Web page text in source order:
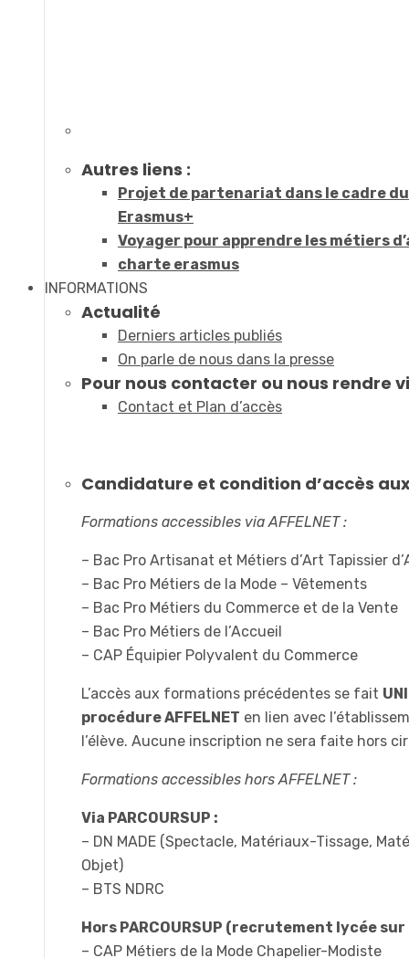
Autres liens :
Projet de partenariat dans le cadre
Erasmus+
Voyager pour apprendre les métiers
charte erasmus
INFORMATIONS
Actualité
Derniers articles publiés
On parle de nous dans la presse
Pour nous contacter ou nous rendre
Contact et Plan d’accès
Candidature et condition d’accès
Formations accessibles via AFFELNET :
– Bac Pro Artisanat et Métiers d’Art Tapissier
– Bac Pro Métiers de la Mode – Vêtements
– Bac Pro Métiers du Commerce et de la Vente
– Bac Pro Métiers de l’Accueil
– CAP Équipier Polyvalent du Commerce
L’accès aux formations précédentes se fait
procédure AFFELNET en lien avec
l’élève. Aucune inscription ne sera faite hors
Formations accessibles hors AFFELNET :
Via PARCOURSUP :
– DN MADE (Spectacle, Matériaux-Tissage,
Objet)
– BTS NDRC
Hors PARCOURSUP (recrutement lycée sur
– CAP Métiers de la Mode Chapelier-Modiste